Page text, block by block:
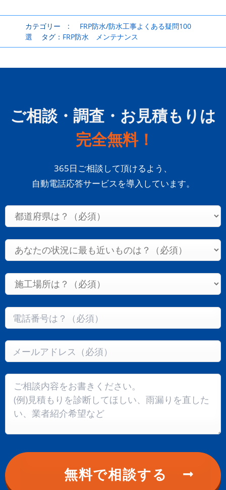
カテゴリー : FRP防水/防水工事よくある疑問100
選 タグ： FRP防水 メンテナンス
ご相談・調査・お見積もりは
完全無料！
365日ご相談して頂けるよう、
自動電話応答サービスを導入しています。